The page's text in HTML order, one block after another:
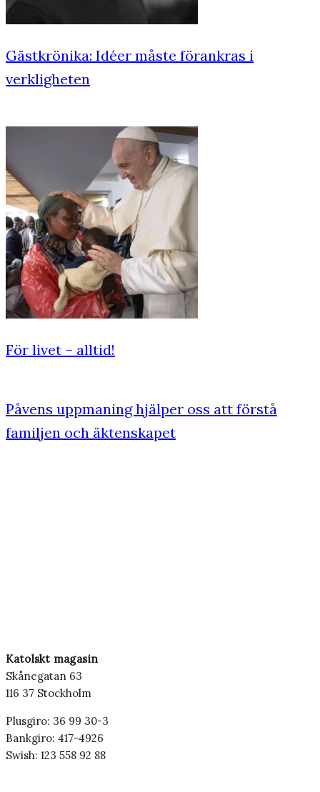
Gästkrönika: Idéer måste förankras i
verkligheten
För livet – alltid!
Påvens uppmaning hjälper oss att förstå
familjen och äktenskapet
Katolskt magasin
Skånegatan 63
116 37 Stockholm
Plusgiro: 36 99 30-3
Bankgiro: 417-4926
Swish: 123 558 92 88